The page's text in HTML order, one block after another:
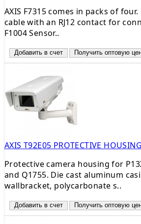
AXIS F7315 comes in packs of
cable with an RJ12 contact for
F1004 Sensor..
Добавить в счет Получить оптовую
AXIS T92E05 PROTECTIVE HOUSING
Protective camera housing for
and Q1755. Die cast aluminum
wallbracket, polycarbonate s..
Добавить в счет Получить оптовую